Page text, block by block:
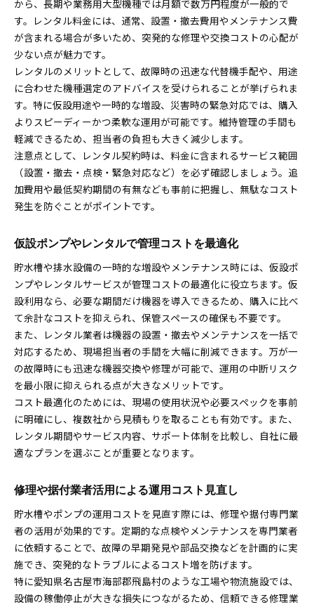
から、長期や業務用大型機種では月額で数万円程度が一般的で
す。レンタル料金には、通常、設置・撤去費用やメンテナンス費
が含まれる場合が多いため、突発的な修理や交換コストの心配が
少ない点が魅力です。
レンタルのメリットとして、故障時の迅速な代替機手配や、用途
に合わせた機種選定のアドバイスを受けられることが挙げられま
す。特に仮設用途や一時的な増設、災害時の緊急対応では、購入
よりスピーディーかつ柔軟な運用が可能です。維持管理の手間も
軽減できるため、担当者の負担も大きく減少します。
注意点として、レンタル契約時は、料金に含まれるサービス範囲
（設置・撤去・点検・緊急対応など）を必ず確認しましょう。追
加費用や最低契約期間の有無なども事前に把握し、無駄なコスト
発生を防ぐことがポイントです。
仮設ポンプやレンタルで管理コストを最適化
貯水槽や排水設備の一時的な増設やメンテナンス時には、仮設ポ
ンプやレンタルサービスが管理コストの最適化に役立ちます。仮
設利用なら、必要な期間だけ機器を導入できるため、購入に比べ
て余計なコストを抑えられ、保管スペースの確保も不要です。
また、レンタル業者は機器の設置・撤去やメンテナンスを一括で
対応するため、現場担当者の手間を大幅に削減できます。万が一
の故障時にも迅速な機器交換や修理が可能で、運用の中断リスク
を最小限に抑えられる点が大きなメリットです。
コスト最適化のためには、現場の使用状況や必要スペックを事前
に明確にし、複数社から見積もりを取ることも有効です。また、
レンタル期間やサービス内容、サポート体制を比較し、自社に最
適なプランを選ぶことが重要となります。
修理や据付業者活用による運用コスト見直し
貯水槽やポンプの運用コストを見直す際には、修理や据付専門業
者の活用が効果的です。定期的な点検やメンテナンスを専門業者
に依頼することで、故障の早期発見や部品交換などを計画的に実
施でき、突発的なトラブルによるコスト増を防げます。
特に愛知県名古屋市海部郡飛島村のような工場や物流施設では、
設備の稼働停止が大きな損失につながるため、信頼できる修理業